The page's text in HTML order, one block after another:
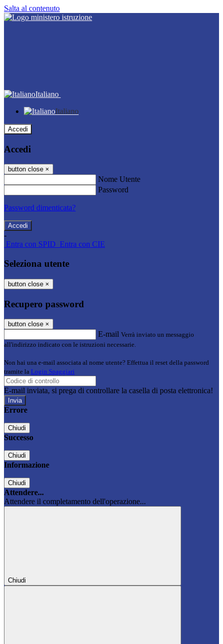
Salta al contenuto
Italiano
Italiano
Accedi
Accedi
button close ×
Nome Utente
Password
Password dimenticata?
-
Entra con SPID Entra con CIE
Seleziona utente
button close ×
Recupero password
button close ×
E-mail Verrà inviato un messaggio
all'indirizzo indicato con le istruzioni necessarie.
Non hai una e-mail associata al nome utente? Effettua il reset della password
tramite la Login Spaggiari
E-mail inviata, si prega di controllare la casella di posta elettronica!
Errore
Chiudi
Successo
Chiudi
Informazione
Chiudi
Attendere...
Attendere il completamento dell'operazione...
Chiudi